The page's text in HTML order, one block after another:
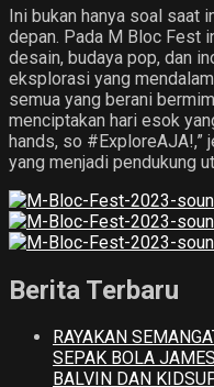
Ini bukan hanya soal saat
depan. Pada M Bloc Fest
desain, budaya pop, dan
eksplorasi yang
semua yang berani
menciptakan hari esok
hands, so #ExploreAJA!,”
yang menjadi pendukung
Berita Terbaru
RAYAKAN
SEPAK BOLA
BALVIN DAN